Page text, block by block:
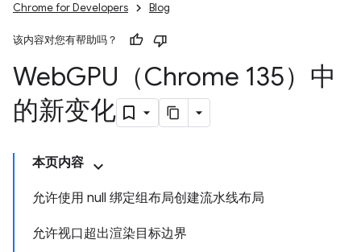
Chrome for Developers Blog
该内容对您有帮助吗？
WebGPU（Chrome 135）中
的新变化
本页内容
允许使用 null 绑定组布局创建流水线布局
允许视口超出渲染目标边界